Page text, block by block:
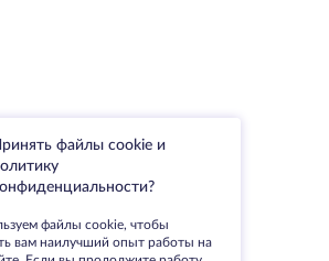
файлы cookie и
файлы cookie, чтобы
вам наилучший опыт работы на